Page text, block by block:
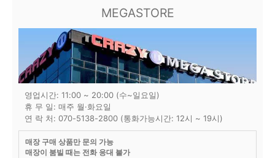
MEGASTORE
영업시간: 11:00 ~ 20:00 (수~일요일)
휴 무 일: 매주 월·화요일
연 락 처: 070-5138-2800 (통화가능시간: 12시 ~ 19시)
매장 구매 상품만 문의 가능
매장이 붐빌 때는 전화 응대 불가